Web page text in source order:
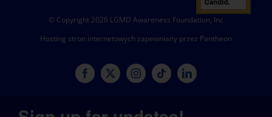
© Copyright 2026 LGMD Awareness Foundation, Inc
Hosting stron internetowych zapewniany przez Pantheon